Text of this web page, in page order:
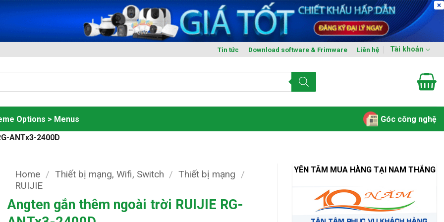
Tin tức Download software & Frimware Liên hệ Tài khoản
Options > Menus
Góc công nghệ
ANTx3-2400D
Home / Thiết bị mạng, Wifi, Switch / Thiết bị mạng /
RUIJIE
Angten gắn thêm ngoài trời RUIJIE RG-
YÊN TÂM MUA HÀNG TẠI NAM THẮNG